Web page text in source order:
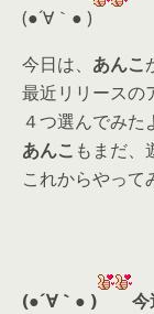
(●´∀｀● )
今日は、 あんこ
最近リリースの
４つ選んでみた
あんこ もまだ、
これからやって
(●´∀｀● ) 今